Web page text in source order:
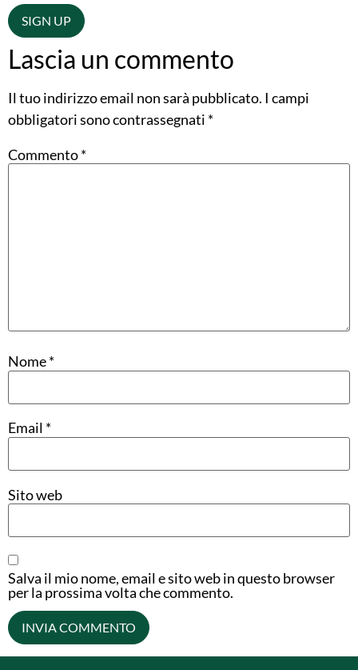
Valore mancante
Lascia un commento
Il tuo indirizzo email non sarà pubblicato. I campi
obbligatori sono contrassegnati *
Commento*
Nome*
Email *
Sito web
Salva il mio nome, email e sito web in questo browser
per la prossima volta che commento.